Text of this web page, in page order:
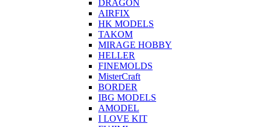
DRAGON
AIRFIX
HK MODELS
TAKOM
MIRAGE HOBBY
HELLER
FINEMOLDS
MisterCraft
BORDER
IBG MODELS
AMODEL
I LOVE KIT